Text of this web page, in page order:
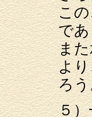
こ
で
ま
よ
ろ
５